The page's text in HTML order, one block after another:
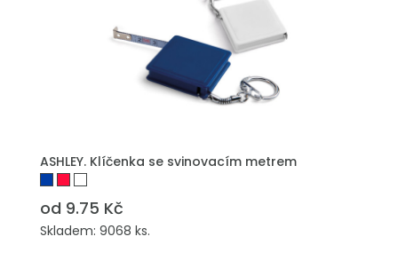
ASHLEY. Klíčenka se svinovacím metrem
od 9.75 Kč
Skladem: 9068 ks.